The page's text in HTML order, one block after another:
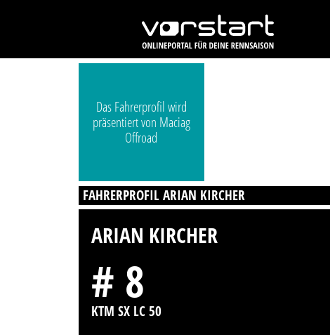
Das Fahrerprofil wird
präsentiert von Maciag
Offroad
FAHRERPROFIL ARIAN KIRCHER
ARIAN KIRCHER
# 8
KTM SX LC 50